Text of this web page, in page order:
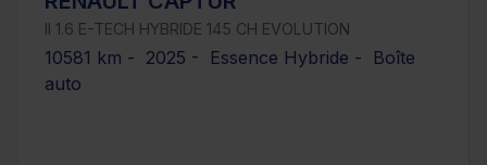
II 1.6 E-TECH HYBRIDE 145 CH EVOLUTION
10581 km - 2025 - Essence Hybride - Boîte
auto